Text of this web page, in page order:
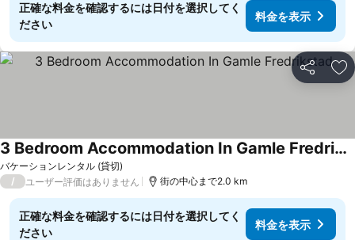
正確な料金を確認するには日付を選択してく
ださい
料金を表示
シェア お
バケーションレンタル (貸切)
3 Bedroom Accommodation In Gamle Fredrikstad
/ ユーザー評価はありません 街の中心まで2.0 km
正確な料金を確認するには日付を選択してく
ださい
料金を表示